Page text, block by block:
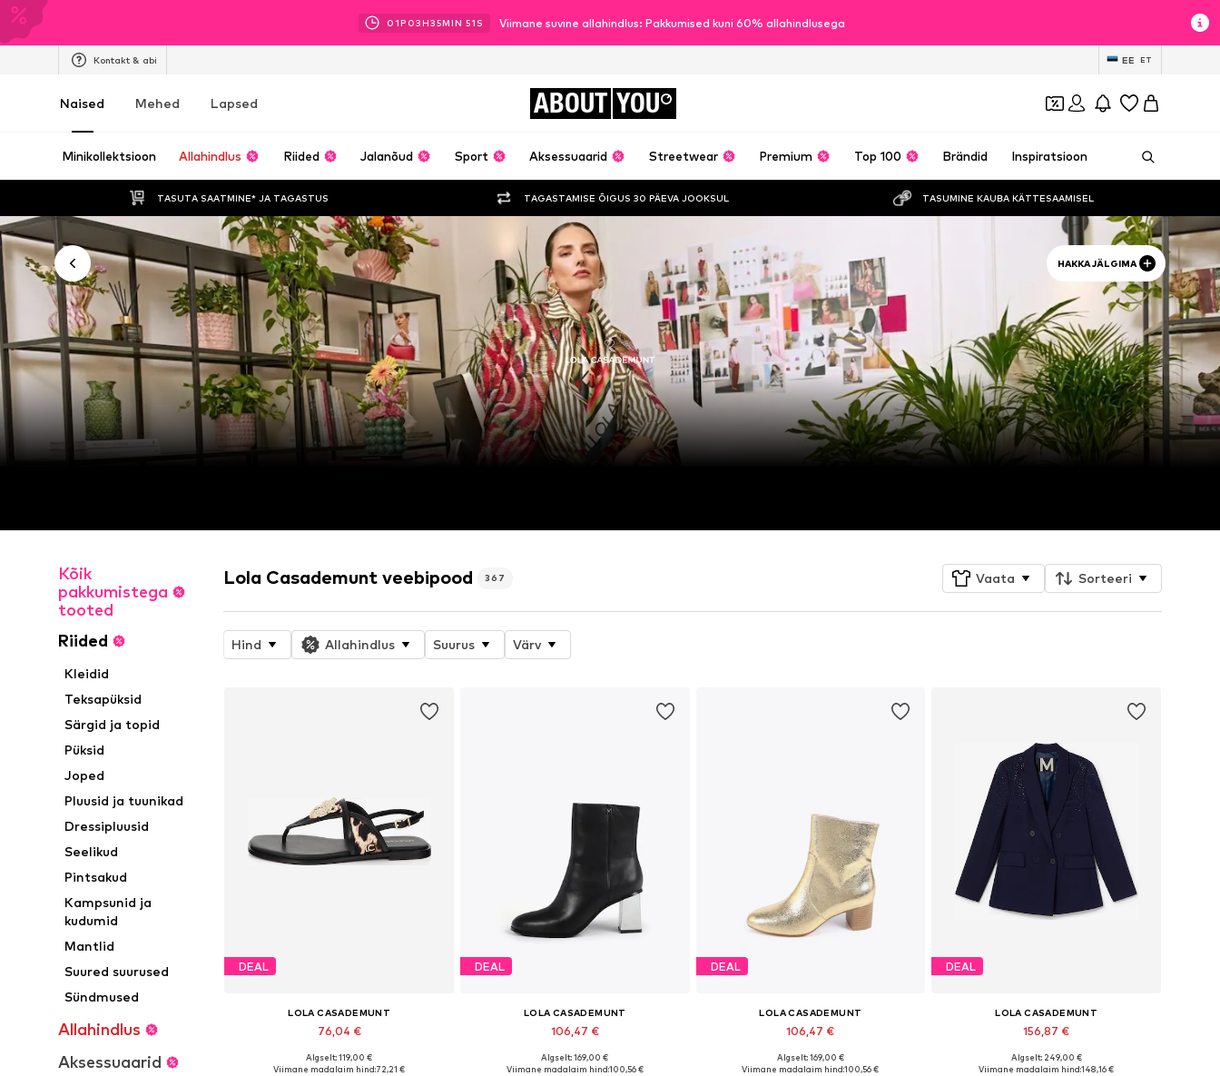
01P 03H35MIN 50 S Viimane suvine allahindlus: Pakkumised kuni 60% allahindlusega
Kontakt & abi EE ET
Naised Mehed Lapsed ABOUT YOU
Minikollektsioon Allahindlus Riided Jalanõud Sport Aksessuaarid Streetwear Premium Top 100 Brändid Inspiratsioon
TASUTA SAATMINE* JA TAGASTUS TAGASTAMISE ÕIGUS 30 PÄEVA JOOKSUL TASUMINE KAUBA KÄTTESAAMISEL
HAKKA JÄLGIMA
Kõik
pakkumistega
tooted
Riided
Kleidid
Teksapüksid
Särgid ja topid
Püksid
Joped
Pluusid ja tuunikad
Dressipluusid
Seelikud
Pintsakud
Kampsunid ja
kudumid
Mantlid
Suured suurused
Sündmused
Allahindlus
Aksessuaarid
Lola Casademunt veebipood 367 Vaata Sorteeri
Hind Allahindlus Suurus Värv
DEAL
LOLA CASADEMUNT
76,04 €
Saadaolevad suurused: 37, 38, 39, 40, 41
Algselt: 119,00 €
Viimane madalaim hind:72,21 €
DEAL
LOLA CASADEMUNT
106,47 €
Saadaolevad suurused: 36, 37, 38, 39, 40, 41
Algselt: 169,00 €
Viimane madalaim hind:100,56 €
DEAL
LOLA CASADEMUNT
106,47 €
Saadaolevad suurused: 36, 37, 38, 39, 40
Algselt: 169,00 €
Viimane madalaim hind:100,56 €
DEAL
LOLA CASADEMUNT
156,87 €
Saadaolevad suurused: 34, 36, 38, 42
Algselt: 249,00 €
Viimane madalaim hind:148,16 €